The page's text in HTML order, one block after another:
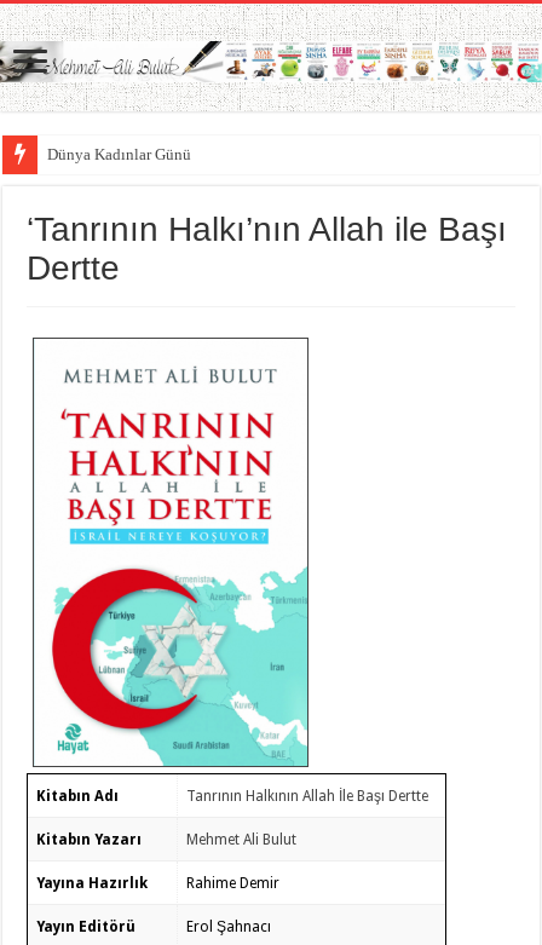
Dünya Kadınlar Günü
‘Tanrının Halkı’nın Allah ile Başı
Dertte
Kitabın Adı Tanrının Halkının Allah İle Başı Dertte
Kitabın Yazarı Mehmet Ali Bulut
Yayına Hazırlık Rahime Demir
Yayın Editörü Erol Şahnacı